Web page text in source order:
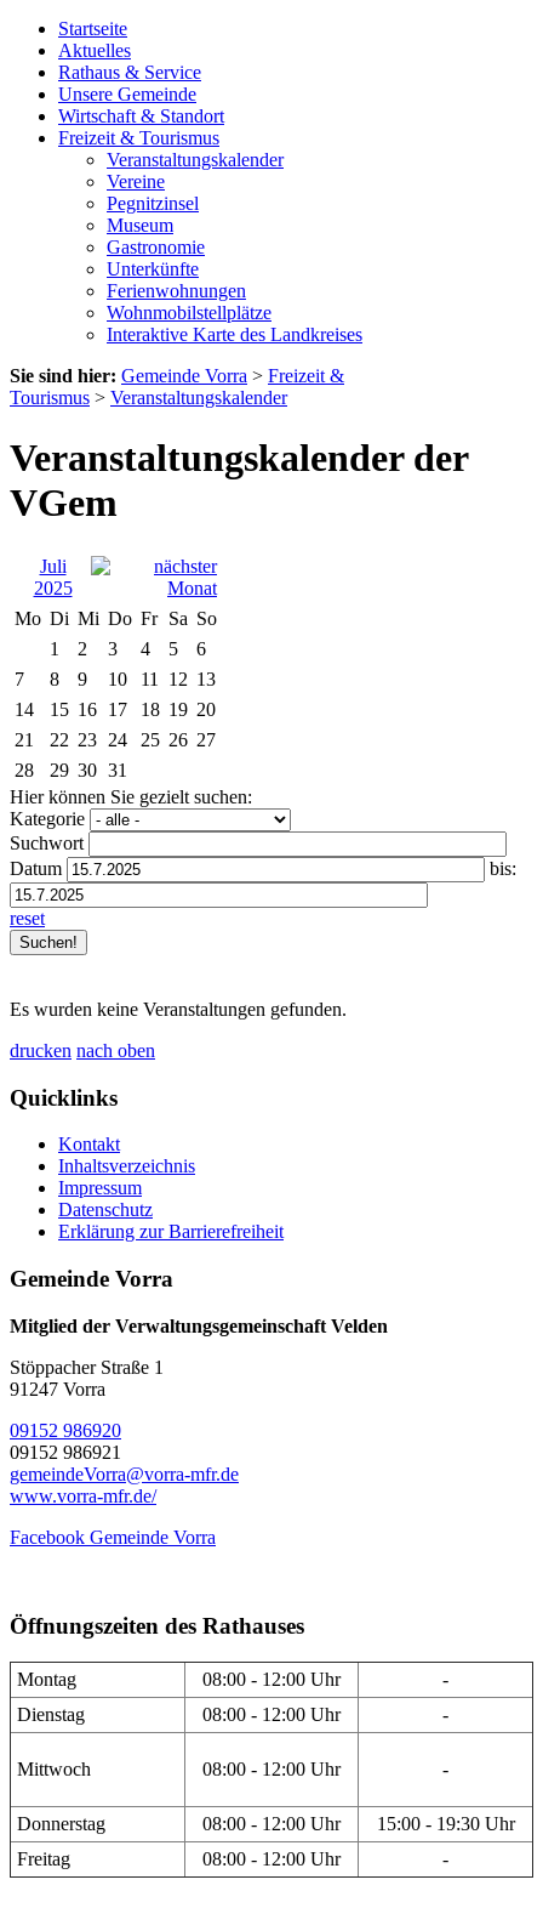
Startseite
Aktuelles
Rathaus & Service
Unsere Gemeinde
Wirtschaft & Standort
Freizeit & Tourismus
Veranstaltungskalender
Vereine
Pegnitzinsel
Museum
Gastronomie
Unterkünfte
Ferienwohnungen
Wohnmobilstellplätze
Interaktive Karte des Landkreises
Sie sind hier: Gemeinde Vorra > Freizeit &
Tourismus > Veranstaltungskalender
Veranstaltungskalender der
VGem
Juli
2025
Mo Di Mi Do Fr Sa So
1
2 3 4 5
6
7
8 9 10 11 12 13
14
15 16 17 18 19 20
21
22 23 24 25 26 27
28
29 30 31
Hier können Sie gezielt suchen:
Kategorie
Suchwort
Datum
bis:
reset
Es wurden keine Veranstaltungen gefunden.
drucken nach oben
Quicklinks
Kontakt
Inhaltsverzeichnis
Impressum
Datenschutz
Erklärung zur Barrierefreiheit
Gemeinde Vorra
Mitglied der Verwaltungsgemeinschaft Velden
Stöppacher Straße 1
91247 Vorra
09152 986920
09152 986921
gemeindeVorra@vorra-mfr.de
www.vorra-mfr.de/
Facebook Gemeinde Vorra
Öffnungszeiten des Rathauses
Montag 08:00 - 12:00 Uhr
-
Dienstag
08:00 - 12:00 Uhr -
Mittwoch 08:00 - 12:00 Uhr -
Donnerstag 08:00 - 12:00 Uhr
15:00 - 19:30 Uhr
Freitag
08:00 - 12:00 Uhr -